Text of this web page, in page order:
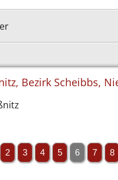
Bezirk Scheibbs,
2 3 4 5 6 7 8